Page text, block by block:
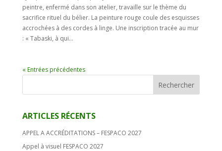
peintre, enfermé dans son atelier, travaille sur le thème du
sacrifice rituel du bélier. La peinture rouge coule des esquisses
accrochées à des cordes à linge. Une inscription tracée au mur
: « Tabaski, à qui...
« Entrées précédentes
ARTICLES RÉCENTS
APPEL A ACCRÉDITATIONS – FESPACO 2027
Appel à visuel FESPACO 2027